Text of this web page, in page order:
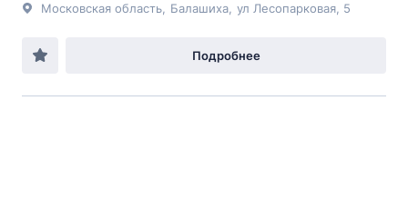
Московская область Балашиха ул Лесопарковая , 5
Подробнее